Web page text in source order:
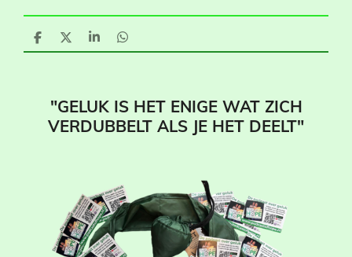
D
e
D
e
S
h
D
e
"GELUK IS HET ENIGE WAT ZICH
VERDUBBELT ALS JE HET DEELT"